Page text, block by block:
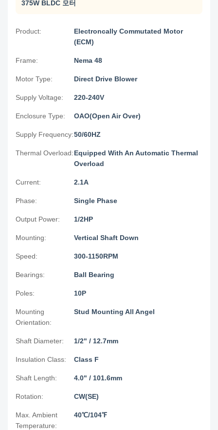
375W BLDC 모터
Product:
Electroncally Commutated Motor
(ECM)
Frame: Nema 48
Motor Type: Direct Drive Blower
Supply Voltage: 220-240V
Enclosure Type: OAO(Open Air Over)
Supply Frequency:50/60HZ
Thermal Overload:Equipped With An Automatic Thermal
Overload
Current: 2.1A
Phase: Single Phase
Output Power: 1/2HP
Mounting: Vertical Shaft Down
Speed: 300-1150RPM
Bearings: Ball Bearing
Poles: 10P
Mounting
Orientation:
Stud Mounting All Angel
Shaft Diameter: 1/2" / 12.7mm
Insulation Class: Class F
Shaft Length: 4.0" / 101.6mm
Rotation: CW(SE)
Max. Ambient
Temperature:
40℃/104℉